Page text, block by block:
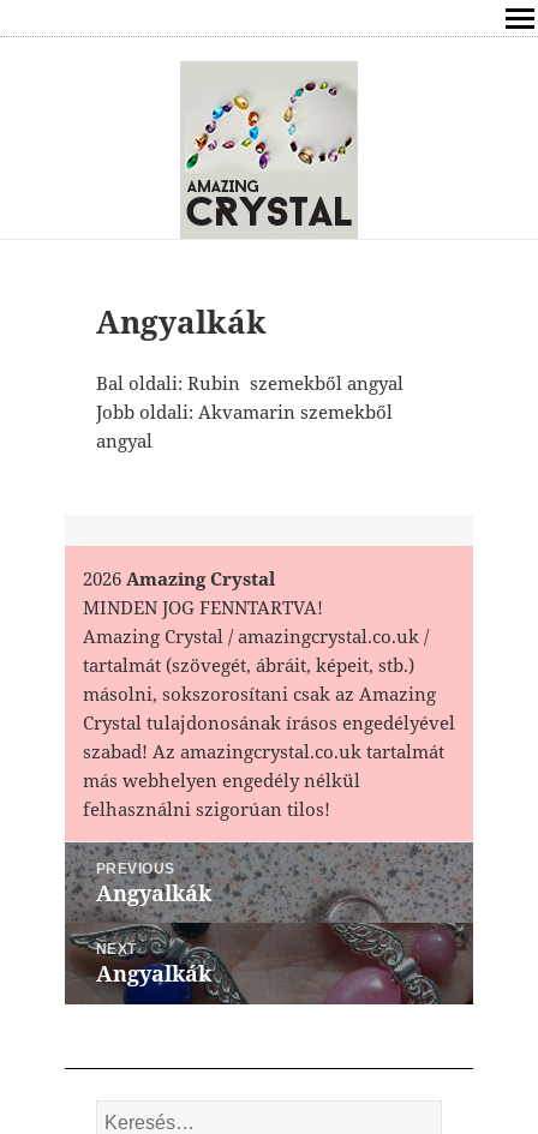
ÍRÁSOK
ÁSVÁNYOK HATÁSAI
ELÉRHETŐSÉG
FREE
Angyalkák
Bal oldali: Rubin szemekből angyal
Jobb oldali: Akvamarin szemekből
angyal
2026Amazing Crystal
MINDEN JOG FENNTARTVA!
Amazing Crystal / amazingcrystal.co.uk /
tartalmát (szövegét, ábráit, képeit, stb.)
másolni, sokszorosítani csak az Amazing
Crystal tulajdonosának írásos engedélyével
szabad! Az amazingcrystal.co.uk tartalmát
más webhelyen engedély nélkül
felhasználni szigorúan tilos!
Bejegyzés
navigáció
PREVIOUS
Previous
post:
Angyalkák
NEXT
Next
post:
Angyalkák
Keresés: